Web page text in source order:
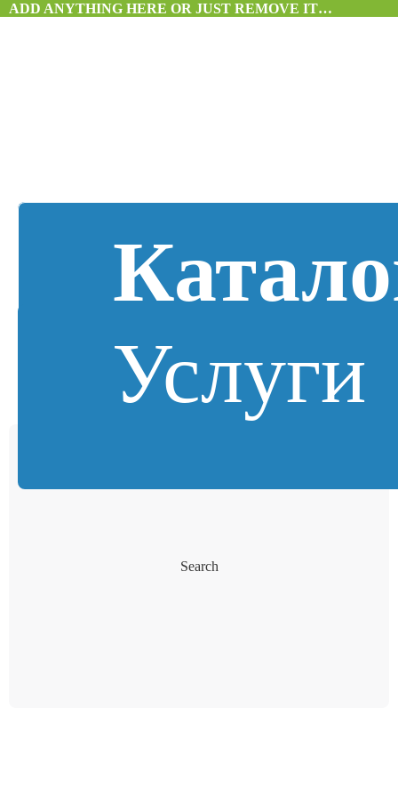
ADD ANYTHING HERE OR JUST REMOVE IT…
Услуги
Search